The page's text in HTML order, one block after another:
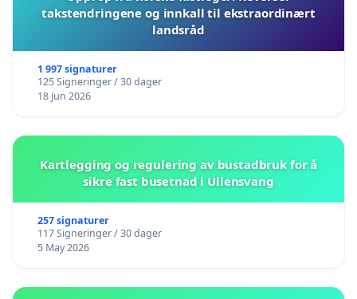
takstendringene og innkall til ekstraordinært
landsråd
1 997 signaturer
125 Signeringer / 30 dager
18 Jun 2026
Kartlegging og regulering av bustadbruk for å
sikre fast busetnad i Ullensvang
257 signaturer
117 Signeringer / 30 dager
5 May 2026